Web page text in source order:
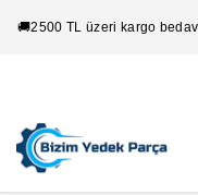
🚚2500 TL üzeri kargo